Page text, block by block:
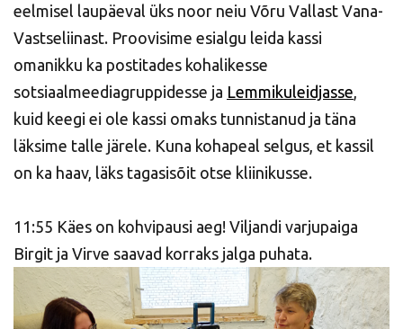
eelmisel laupäeval üks noor neiu Võru Vallast Vana-
Vastseliinast. Proovisime esialgu leida kassi
omanikku ka postitades kohalikesse
sotsiaalmeediagruppidesse ja Lemmikuleidjasse
kuid keegi ei ole kassi omaks tunnistanud ja täna
läksime talle järele. Kuna kohapeal selgus, et kassil
on ka haav, läks tagasisõit otse kliinikusse.
11:55 Käes on kohvipausi aeg! Viljandi varjupaiga
Birgit ja Virve saavad korraks jalga puhata.